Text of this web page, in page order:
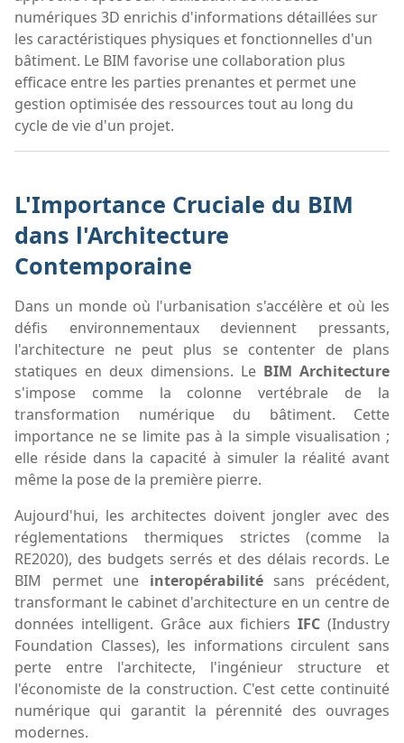
numériques 3D enrichis d'informations détaillées sur
les caractéristiques physiques et fonctionnelles d'un
bâtiment. Le BIM favorise une collaboration plus
efficace entre les parties prenantes et permet une
gestion optimisée des ressources tout au long du
cycle de vie d'un projet.
L'Importance Cruciale du BIM
dans l'Architecture
Contemporaine
Dans un monde où l'urbanisation s'accélère et où les
défis environnementaux deviennent pressants,
l'architecture ne peut plus se contenter de plans
statiques en deux dimensions. Le BIM Architecture
s'impose comme la colonne vertébrale de la
transformation numérique du bâtiment. Cette
importance ne se limite pas à la simple visualisation ;
elle réside dans la capacité à simuler la réalité avant
même la pose de la première pierre.
Aujourd'hui, les architectes doivent jongler avec des
réglementations thermiques strictes (comme la
RE2020), des budgets serrés et des délais records. Le
BIM permet une interopérabilitésans précédent,
transformant le cabinet d'architecture en un centre de
données intelligent. Grâce aux fichiers IFC (Industry
Foundation Classes), les informations circulent sans
perte entre l'architecte, l'ingénieur structure et
l'économiste de la construction. C'est cette continuité
numérique qui garantit la pérennité des ouvrages
modernes.